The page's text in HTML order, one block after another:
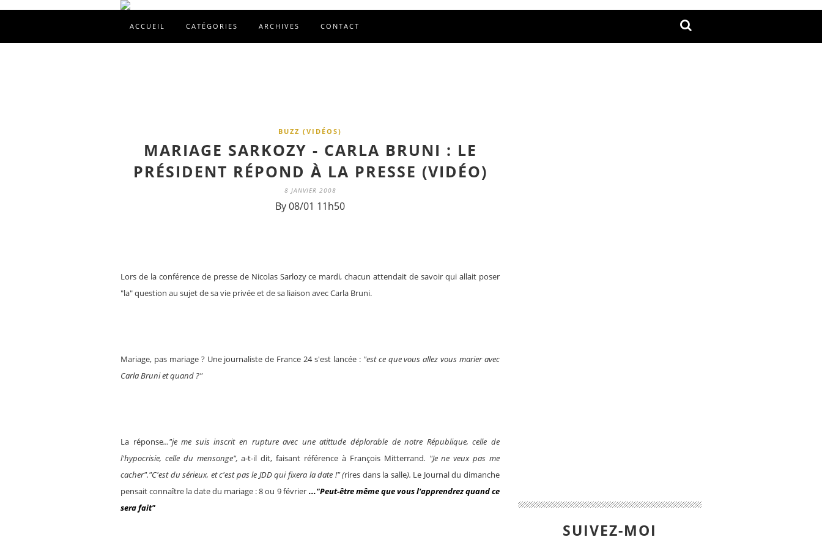
ACCUEIL CATÉGORIES ARCHIVES CONTACT
BUZZ (VIDÉOS)
MARIAGE SARKOZY - CARLA BRUNI : LE
PRÉSIDENT RÉPOND À LA PRESSE (VIDÉO)
8 JANVIER 2008
By 08/01 11h50
Lors de la conférence de presse de Nicolas Sarlozy ce mardi, chacun attendait de savoir qui allait poser
"la" question au sujet de sa vie privée et de sa liaison avec Carla Bruni.
Mariage, pas mariage ? Une journaliste de France 24 s'est lancée : "est ce que vous allez vous marier avec
Carla Bruni et quand ?"
La réponse..."je me suis inscrit en rupture avec une atittude déplorable de notre République, celle de
l'hypocrisie, celle du mensonge", a-t-il dit, faisant référence à François Mitterrand. "Je ne veux pas me
cacher"."C'est du sérieux, et c'est pas le JDD qui fixera la date !" (rires dans la salle). Le Journal du dimanche
pensait connaître la date du mariage : 8 ou 9 février ..."Peut-être même que vous l'apprendrez quand ce
sera fait"
SUIVEZ-MOI